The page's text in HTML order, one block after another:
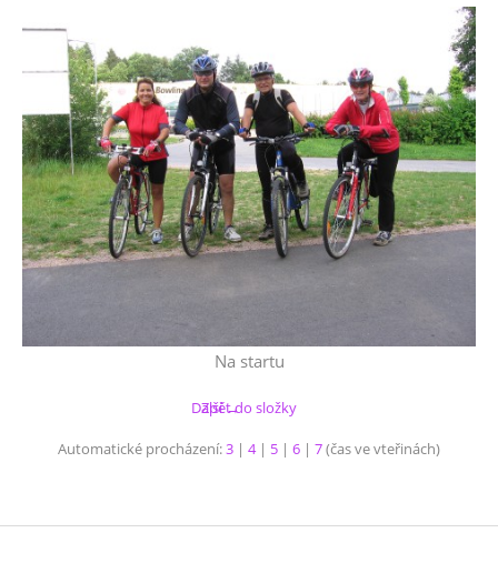
Na startu
Další →
Zpět do složky
Automatické procházení:3 | 4| 5 | 6 | 7(čas ve vteřinách)